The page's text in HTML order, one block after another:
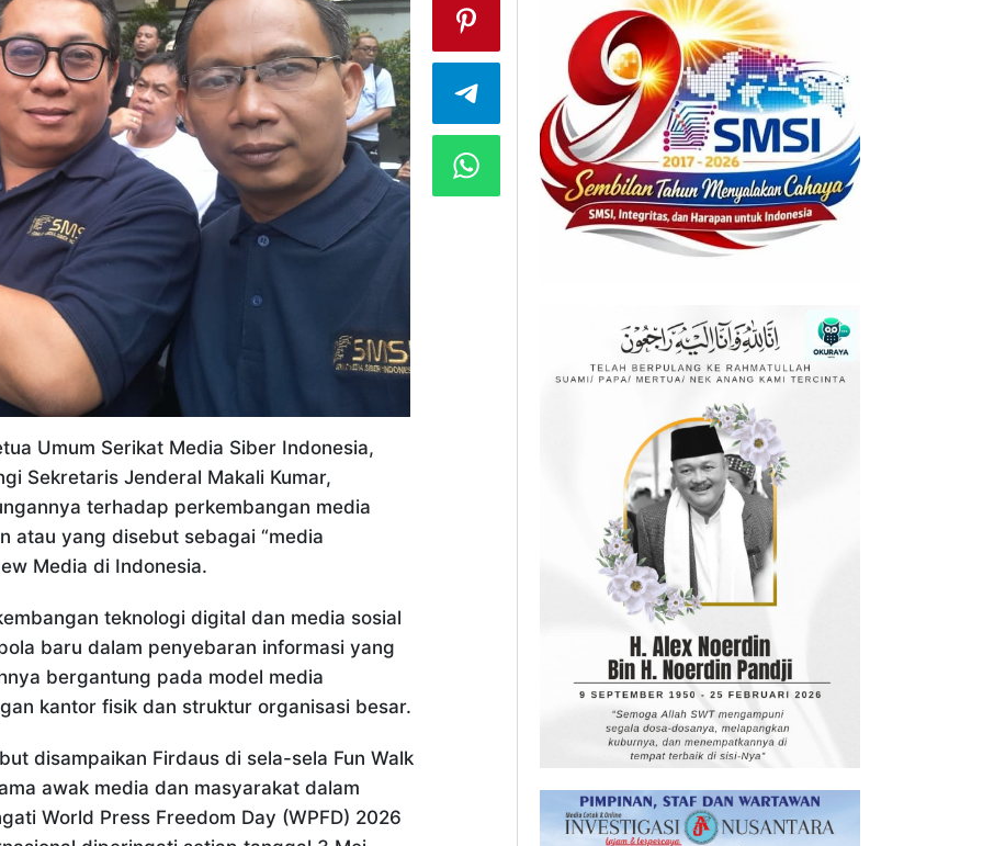
Umum Serikat Media Siber Indonesia,
Sekretaris Jenderal Makali Kumar,
terhadap perkembangan media
atau yang disebut sebagai “media
Media di Indonesia.
teknologi digital dan media sosial
baru dalam penyebaran informasi yang
bergantung pada model media
kantor fisik dan struktur organisasi besar.
disampaikan Firdaus di sela-sela Fun Walk
awak media dan masyarakat dalam
World Press Freedom Day (WPFD) 2026